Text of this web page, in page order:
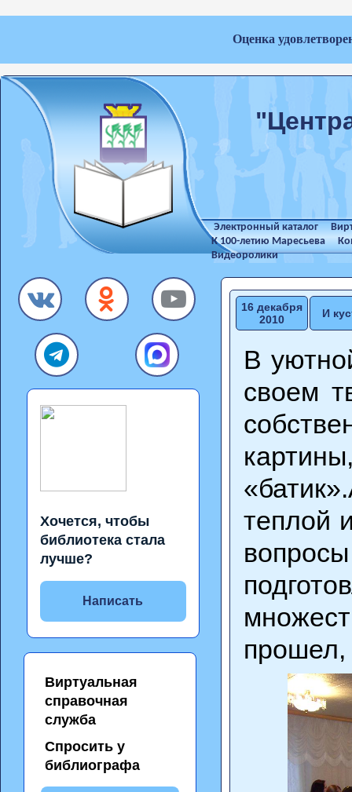
Оценка
Электронный каталог
К 100-летию Маресьева
Видеоролики
Хочется, чтобы
библиотека стала
лучше?
Написать
Виртуальная
справочная
служба
Спросить у
библиографа
16 декабря
2010
И
В
своем
теплой
прошел,